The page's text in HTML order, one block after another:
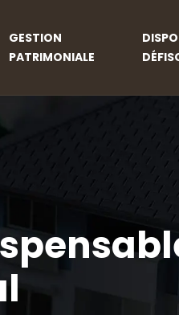
GESTION
PATRIMONIALE